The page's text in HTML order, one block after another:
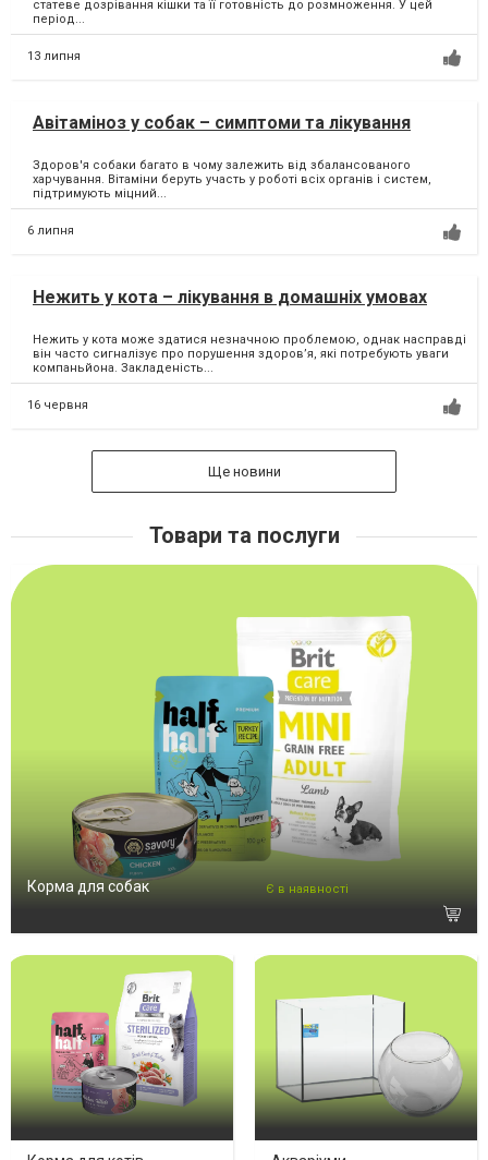
статеве дозрівання кішки та її готовність до розмноження. У цей
період...
13 липня
Авітаміноз у собак – симптоми та лікування
Здоров'я собаки багато в чому залежить від збалансованого
харчування. Вітаміни беруть участь у роботі всіх органів і систем,
підтримують міцний...
6 липня
Нежить у кота – лікування в домашніх умовах
Нежить у кота може здатися незначною проблемою, однак насправді
він часто сигналізує про порушення здоров’я, які потребують уваги
компаньйона. Закладеність...
16 червня
Ще новини
Товари та послуги
Корма для собак Є в наявності